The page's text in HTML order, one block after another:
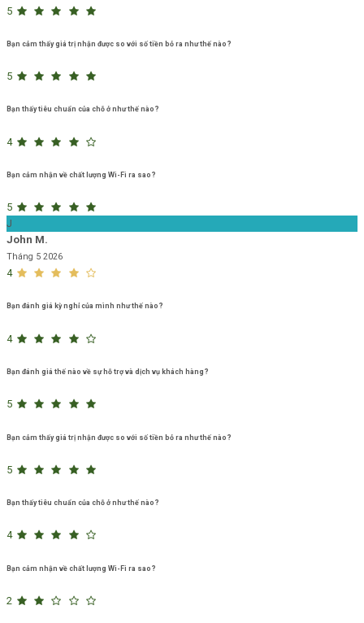
5
Bạn cảm thấy giá trị nhận được so với số tiền bỏ ra như thế nào?
5
Bạn thấy tiêu chuẩn của chỗ ở như thế nào?
4
Bạn cảm nhận về chất lượng Wi-Fi ra sao?
5
J
John M.
Tháng 5 2026
4
Bạn đánh giá kỳ nghỉ của mình như thế nào?
4
Bạn đánh giá thế nào về sự hỗ trợ và dịch vụ khách hàng?
5
Bạn cảm thấy giá trị nhận được so với số tiền bỏ ra như thế nào?
5
Bạn thấy tiêu chuẩn của chỗ ở như thế nào?
4
Bạn cảm nhận về chất lượng Wi-Fi ra sao?
2